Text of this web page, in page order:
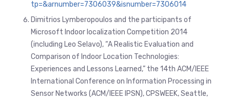
tp=&arnumber=7306039&isnumber=7306014
Dimitrios Lymberopoulos and the participants of
Microsoft Indoor localization Competition 2014
(including Leo Selavo), “A Realistic Evaluation and
Comparison of Indoor Location Technologies:
Experiences and Lessons Learned,” the 14th ACM/IEEE
International Conference on Information Processing in
Sensor Networks (ACM/IEEE IPSN), CPSWEEK, Seattle,